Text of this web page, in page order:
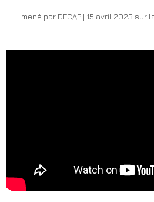
mené par DECAP | 15 avril 2023 sur